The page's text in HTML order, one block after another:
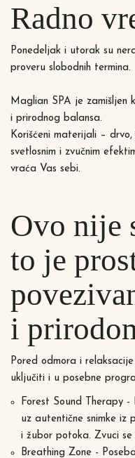
Radno
Ponedeljak i utorak su
proveru slobodnih termina.
Maglian SPA je zamišljen
i prirodnog balansa.
Korišćeni materijali –
svetlosnim i zvučnim
vraća Vas sebi.
Ovo nije
to je
i
Pored odmora i
uključiti i u posebne
Forest Sound Therapy -
uz autentične snimke
i žubor potoka. Zvuci
Breathing Zone -